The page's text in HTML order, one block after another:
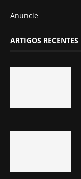
Anuncie
ARTIGOS RECENTES